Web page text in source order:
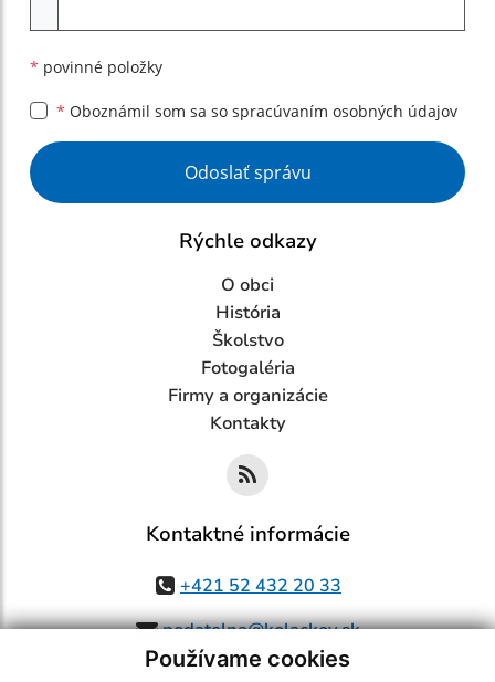
Používame cookies
* povinné položky
* Oboznámil som sa so spracúvaním osobných údajov
Google reCaptcha Response
Odoslať správu
Rýchle odkazy
O obci
História
Školstvo
Fotogaléria
Firmy a organizácie
Kontakty
Kontaktné informácie
+421 52 432 20 33
podatelna@kolackov.sk